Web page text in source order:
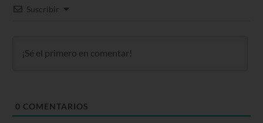
Suscribir
0 COMENTARIOS